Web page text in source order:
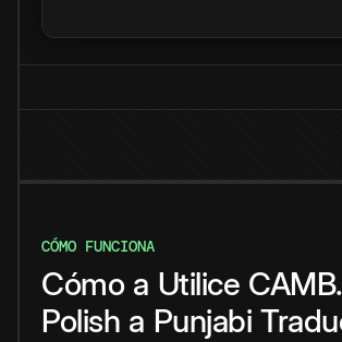
CÓMO FUNCIONA
Cómo a Utilice
Polish a Punjabi